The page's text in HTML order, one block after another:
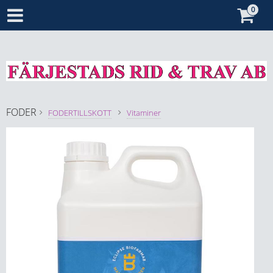
FODER FODERTILLSKOTT Vitaminer